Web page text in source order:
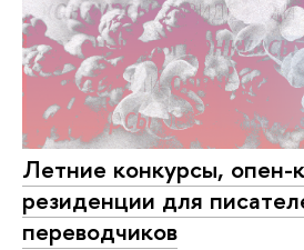
Летние конкурсы, опен-
резиденции для
переводчиков